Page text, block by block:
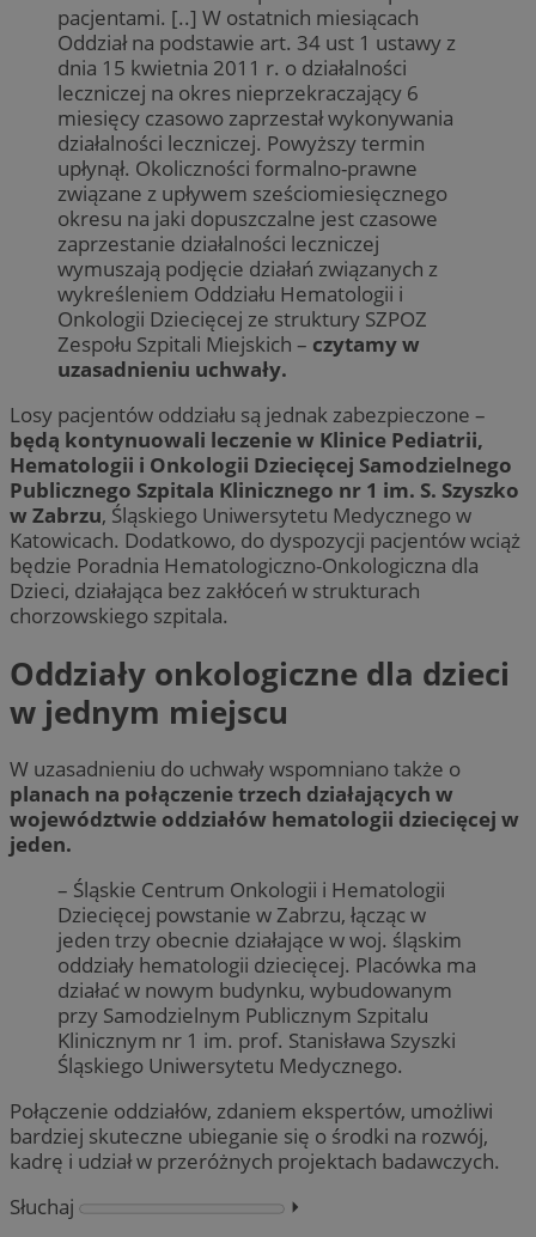
pacjentami. [..] W ostatnich miesiącach
Oddział na podstawie art. 34 ust 1 ustawy z
dnia 15 kwietnia 2011 r. o działalności
leczniczej na okres nieprzekraczający 6
miesięcy czasowo zaprzestał wykonywania
działalności leczniczej. Powyższy termin
upłynął. Okoliczności formalno-prawne
związane z upływem sześciomiesięcznego
okresu na jaki dopuszczalne jest czasowe
zaprzestanie działalności leczniczej
wymuszają podjęcie działań związanych z
wykreśleniem Oddziału Hematologii i
Onkologii Dziecięcej ze struktury SZPOZ
Zespołu Szpitali Miejskich – czytamy w
uzasadnieniu uchwały.
Losy pacjentów oddziału są jednak zabezpieczone –
będą kontynuowali leczenie w Klinice Pediatrii,
Hematologii i Onkologii Dziecięcej Samodzielnego
Publicznego Szpitala Klinicznego nr 1 im. S. Szyszko
w Zabrzu, Śląskiego Uniwersytetu Medycznego w
Katowicach. Dodatkowo, do dyspozycji pacjentów wciąż
będzie Poradnia Hematologiczno-Onkologiczna dla
Dzieci, działająca bez zakłóceń w strukturach
chorzowskiego szpitala.
Oddziały onkologiczne dla dzieci
w jednym miejscu
W uzasadnieniu do uchwały wspomniano także o
planach na połączenie trzech działających w
województwie oddziałów hematologii dziecięcej w
jeden.
– Śląskie Centrum Onkologii i Hematologii
Dziecięcej powstanie w Zabrzu, łącząc w
jeden trzy obecnie działające w woj. śląskim
oddziały hematologii dziecięcej. Placówka ma
działać w nowym budynku, wybudowanym
przy Samodzielnym Publicznym Szpitalu
Klinicznym nr 1 im. prof. Stanisława Szyszki
Śląskiego Uniwersytetu Medycznego.
Połączenie oddziałów, zdaniem ekspertów, umożliwi
bardziej skuteczne ubieganie się o środki na rozwój,
kadrę i udział w przeróżnych projektach badawczych.
Słuchaj
⏵︎